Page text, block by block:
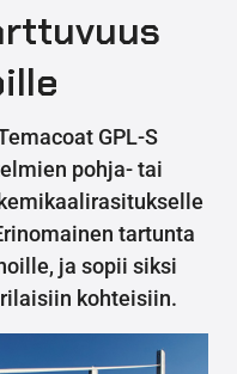
GPL-S
pohja- tai
tartunta
ja sopii siksi
kohteisiin.